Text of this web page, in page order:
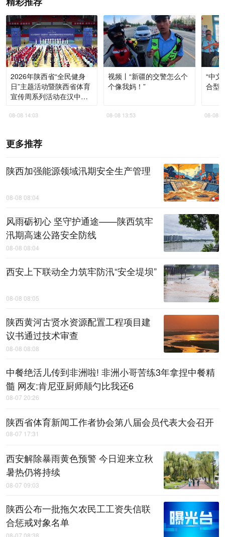
2026年陕西省“全民健身
日”主题活动暨陕西省体育
宣传周系列活动在汉中启
08-08 14:03
视频丨“新疆的交警怎么个
个像我妈！”
08-08 13:53
“中
合型
08-08
更多推荐
陕西加强能源领域汛期安全生产管理
08-08 08:04
风雨砺初心 坚守护通途——陕西筑牢
汛期高速公路安全防线
08-08 08:04
西安上下联动全力筑牢防汛“安全堤坝”
08-08 08:05
陕西黄河古贤水资源配置工程项目建
议书通过技术审查
08-08 08:08
中餐绝活儿传到非洲啦! 非洲小哥苦练3年拿捏中餐精
髓 网友:肯尼亚厨师颠勺比我还6
08-07 20:26
陕西省体育新闻工作者协会第八届会员代表大会召开
08-07 17:31
西安解除暴雨黄色预警 今日迎来立秋
暑热仍将持续
08-07 09:03
陕西公布一批拖欠农民工工资失信联
合惩戒对象名单
08-07 08:38